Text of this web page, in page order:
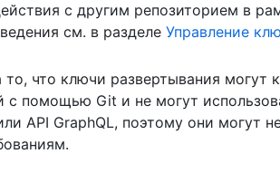
с другим репозиторием в
см. в разделе Управление
что ключи развертывания могут
с помощью Git и не могут
API GraphQL, поэтому они могут